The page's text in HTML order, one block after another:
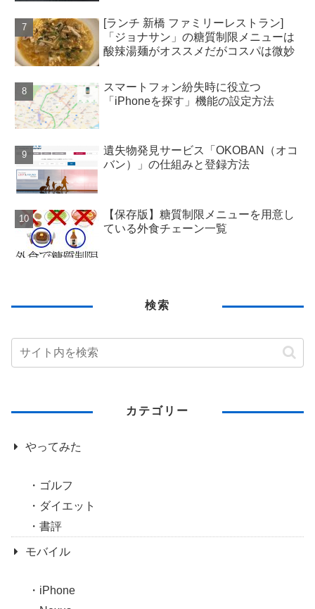
[ランチ 新橋 ファミリーレストラン]
「ジョナサン」の糖質制限メニューは
酸辣湯麺がオススメだがコスパは微妙
スマートフォン紛失時に役立つ
「iPhoneを探す」機能の設定方法
遺失物発見サービス「OKOBAN（オコ
バン）」の仕組みと登録方法
【保存版】糖質制限メニューを用意し
ている外食チェーン一覧
検索
カテゴリー
やってみた
ゴルフ
ダイエット
書評
モバイル
iPhone